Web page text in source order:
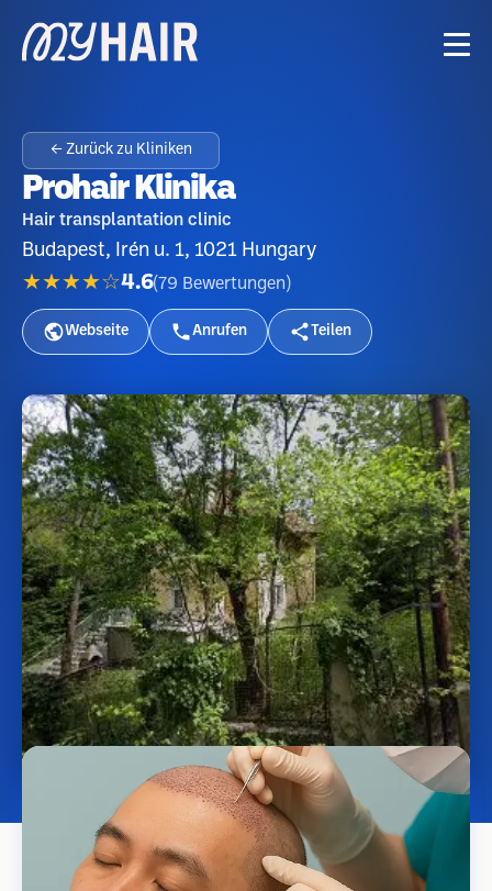
← Zurück zu Kliniken
Prohair Klinika
Hair transplantation clinic
Budapest, Irén u. 1, 1021 Hungary
★★★★☆4.6(79 Bewertungen )
Webseite Anrufen Teilen